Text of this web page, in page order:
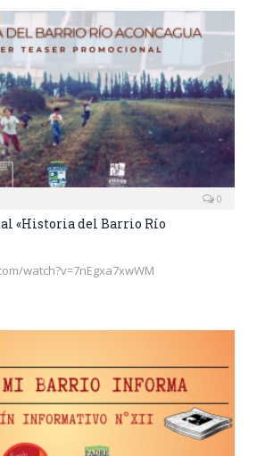
0
«Historia del Barrio Río
watch?v=7nEgxa7xwWM